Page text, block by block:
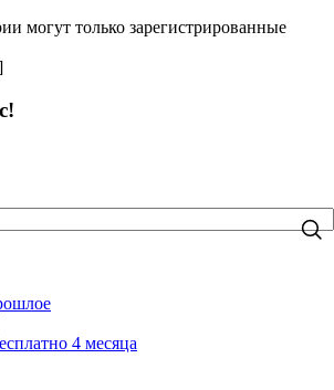
могут только зарегистрированные
4 месяца